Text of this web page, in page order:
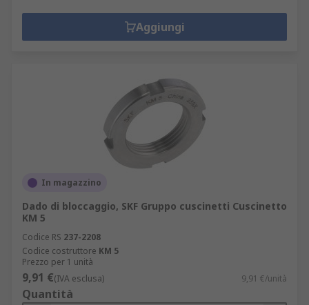
Aggiungi
In magazzino
Dado di bloccaggio, SKF Gruppo cuscinetti Cuscinetto
KM 5
Codice RS 237-2208
Codice costruttore KM 5
Prezzo per 1 unità
9,91 €(IVA esclusa) 9,91 €/unità
Quantità